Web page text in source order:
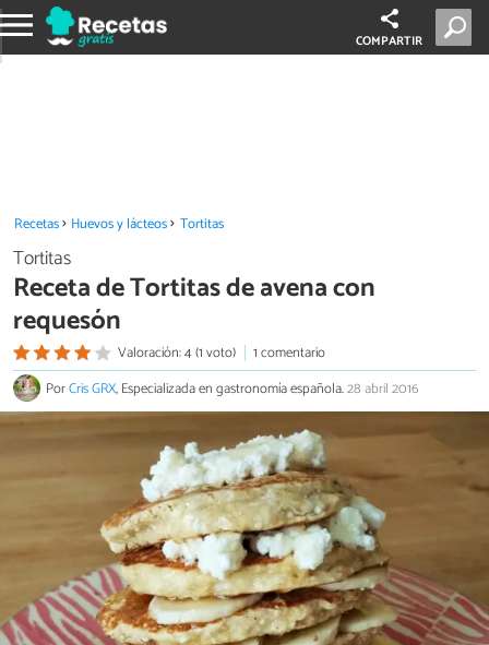
COMPARTIR
Recetas Huevos y lácteos Tortitas
Tortitas
Receta de Tortitas de avena con
requesón
Valoración: 4 (1 voto)
1 comentario
PorCris GRX, Especializada en gastronomía española.28 abril 2016